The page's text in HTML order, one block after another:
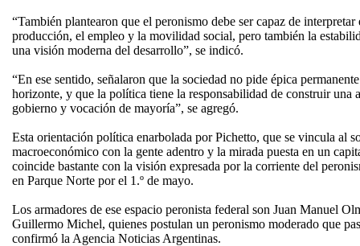
“También plantearon que el peronismo debe ser capaz de
producción, el empleo y la movilidad social, pero también la
una visión moderna del desarrollo”, se indicó.
“En ese sentido, señalaron que la sociedad no pide épica
horizonte, y que la política tiene la responsabilidad de construir una
gobierno y vocación de mayoría”, se agregó.
Esta orientación política enarbolada por Pichetto, que se vincula al
macroeconómico con la gente adentro y la mirada puesta en un
coincide bastante con la visión expresada por la corriente del
en Parque Norte por el 1.º de mayo.
Los armadores de ese espacio peronista federal son Juan Manuel
Guillermo Michel, quienes postulan un peronismo moderado que
confirmó la Agencia Noticias Argentinas.